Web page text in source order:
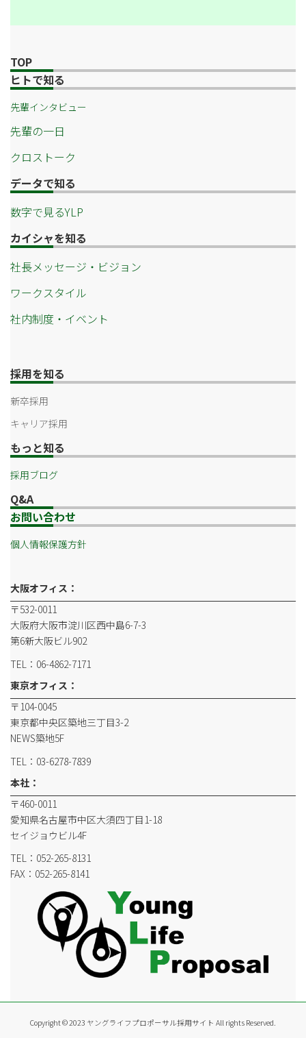
TOP
ヒトで知る
先輩インタビュー
先輩の一日
クロストーク
データで知る
数字で見るYLP
カイシャを知る
社長メッセージ・ビジョン
ワークスタイル
社内制度・イベント
採用を知る
新卒採用
キャリア採用
もっと知る
採用ブログ
Q&A
お問い合わせ
個人情報保護方針
本社：
〒460-0011
愛知県名古屋市中区大須四丁目1-18
セイジョウビル4F
TEL：052-265-8131
FAX：052-265-8141
東京オフィス：
〒104-0045
東京都中央区築地三丁目3-2
NEWS築地5F
TEL：03-6278-7839
大阪オフィス：
〒532-0011
大阪府大阪市淀川区西中島6-7-3
第6新大阪ビル902
TEL：06-4862-7171
Copyright © 2023 ヤングライフプロポーサル採用サイト All rights Reserved.